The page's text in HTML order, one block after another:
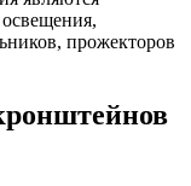
прожекторов